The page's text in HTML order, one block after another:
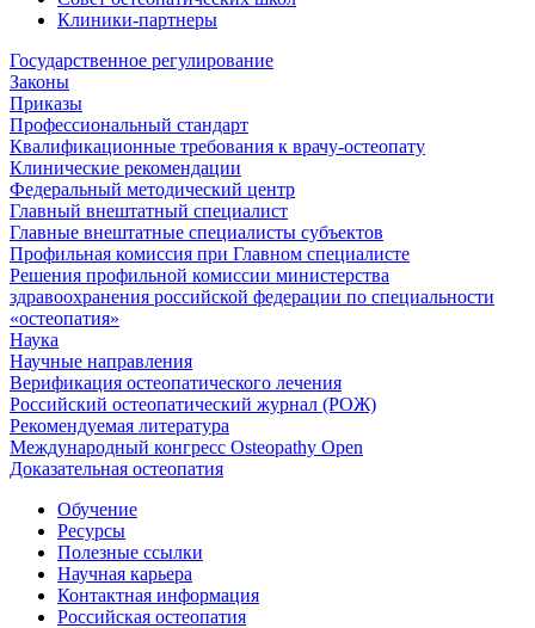
Клиники-партнеры
Государственное регулирование
Законы
Приказы
Профессиональный стандарт
Квалификационные требования к врачу-остеопату
Клинические рекомендации
Федеральный методический центр
Главный внештатный специалист
Главные внештатные специалисты субъектов
Профильная комиссия при Главном специалисте
Решения профильной комиссии министерства
здравоохранения российской федерации по специальности
«остеопатия»
Наука
Научные направления
Верификация остеопатического лечения
Российский остеопатический журнал (РОЖ)
Рекомендуемая литература
Международный конгресс Osteopathy Open
Доказательная остеопатия
Обучение
Ресурсы
Полезные ссылки
Научная карьера
Контактная информация
Российская остеопатия